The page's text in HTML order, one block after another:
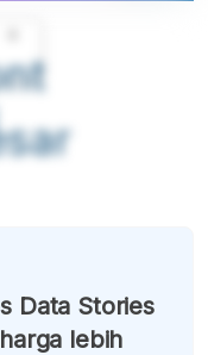
Data Stories
lebih